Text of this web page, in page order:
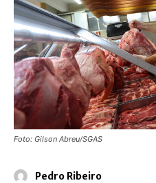
Foto: Gilson Abreu/SGAS
Pedro Ribeiro